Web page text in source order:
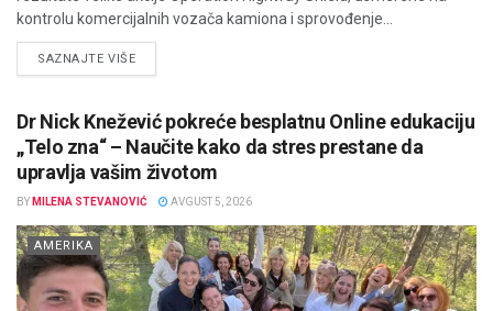
kontrolu komercijalnih vozača kamiona i sprovođenje...
SAZNAJTE VIŠEDETAILS
Dr Nick Knežević pokreće besplatnu Online edukaciju
„Telo zna“ – Naučite kako da stres prestane da
upravlja vašim životom
BY MILENA STEVANOVIĆ AVGUST 5, 2026
AMERIKA